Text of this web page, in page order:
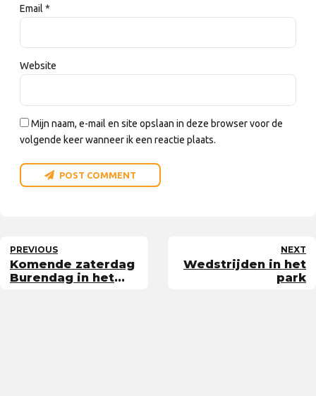
Email *
Website
Mijn naam, e-mail en site opslaan in deze browser voor de
volgende keer wanneer ik een reactie plaats.
POST COMMENT
PREVIOUS
Komende zaterdag
Burendag in het
NEXT
Wedstrijden in het
park